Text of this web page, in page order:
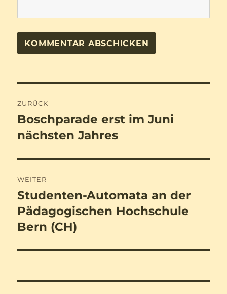
ZURÜCK
Vorheriger
Beitrag:
Boschparade erst im Juni
nächsten Jahres
WEITER
Nächster
Beitrag:
Studenten-Automata an der
Pädagogischen Hochschule
Bern (CH)